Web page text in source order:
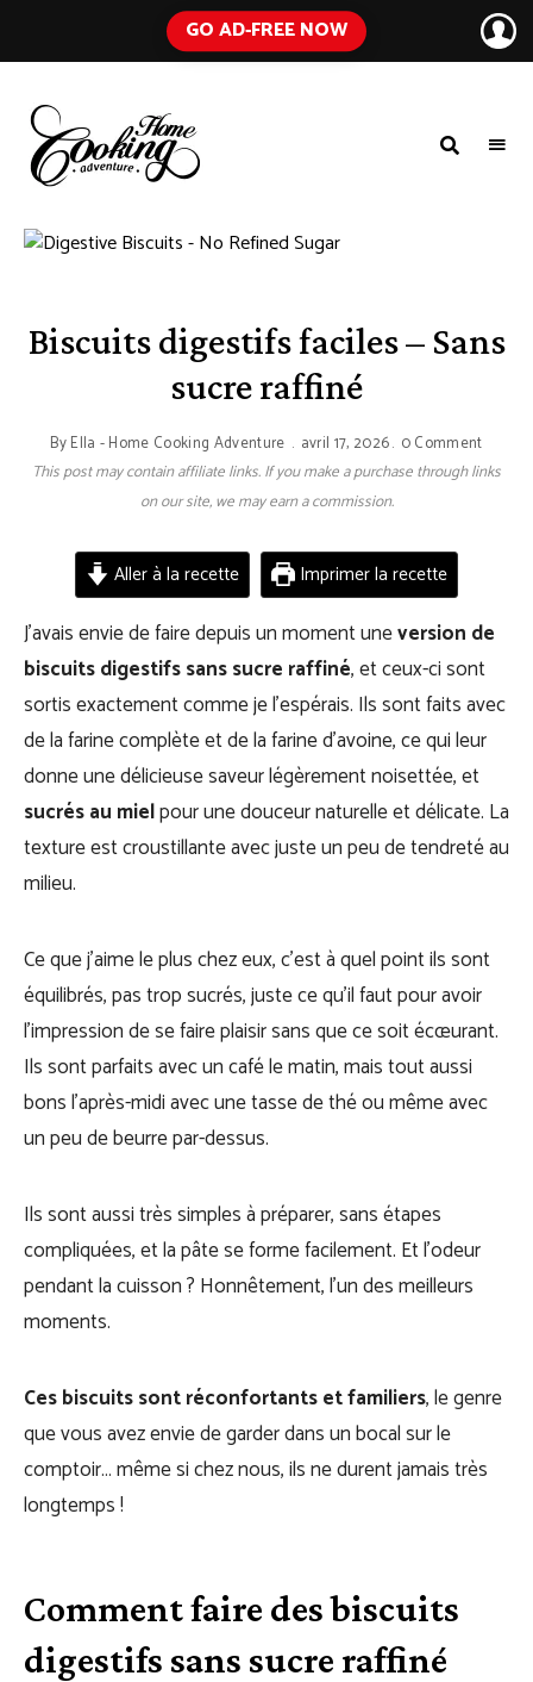
GO AD-FREE NOW
COOKING
ADVENTURE
Blog
with
Tested
Ingredients
Biscuits digestifs faciles – Sans
sucre raffiné
ByElla - Home Cooking Adventure avril 17, 2026 0 Comment
This post may contain affiliate links. If you make a purchase through links
on our site, we may earn a commission.
Aller à la recette Imprimer la recette
J’avais envie de faire depuis un moment uneversion de
biscuits digestifs sans sucre raffiné, et ceux-ci sont
sortis exactement comme je l’espérais. Ils sont faits avec
de la farine complète et de la farine d’avoine, ce qui leur
donne une délicieuse saveur légèrement noisettée, et
sucrés au mielpour une douceur naturelle et délicate. La
texture est croustillante avec juste un peu de tendreté au
milieu.
Ce que j’aime le plus chez eux, c’est à quel point ils sont
équilibrés, pas trop sucrés, juste ce qu’il faut pour avoir
l’impression de se faire plaisir sans que ce soit écœurant.
Ils sont parfaits avec un café le matin, mais tout aussi
bons l’après-midi avec une tasse de thé ou même avec
un peu de beurre par-dessus.
Ils sont aussi très simples à préparer, sans étapes
compliquées, et la pâte se forme facilement. Et l’odeur
pendant la cuisson ? Honnêtement, l’un des meilleurs
moments.
Ces biscuits sont réconfortants et familiers, le genre
que vous avez envie de garder dans un bocal sur le
comptoir… même si chez nous, ils ne durent jamais très
longtemps !
Comment faire des biscuits
digestifs sans sucre raffiné